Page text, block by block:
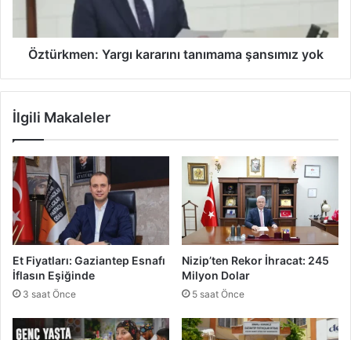
s
ç
i
e
U
u
t
O
l
d
n
a
r
r
ı
ı
t
a
n
Öztürkmen: Yargı kararını tanımama şansımız yok
İlgili Makaleler
Et Fiyatları: Gaziantep Esnafı
İflasın Eşiğinde
3 saat Önce
Nizip’ten Rekor İhracat: 245
Milyon Dolar
5 saat Önce